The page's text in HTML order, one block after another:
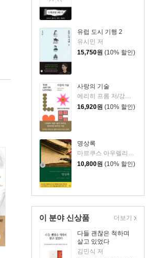
유럽 도시 기행 2
유시민 저
15,750원 (10% 할인)
사랑의 기술
에리히 프롬 저/강주헌 역
16,920원 (10% 할인)
명상록
10,800원 (10% 할인)
이 분야 신상품
다들 괜찮은 척하며
살고 있었다
김민식 저
더보기